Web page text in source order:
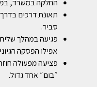
החלקה במשרד,
תאונת דרכים
סביר.
פגיעה במהלך
אפילו הפסקה
פציעה מפעולה
״בום״ אחד גדול.